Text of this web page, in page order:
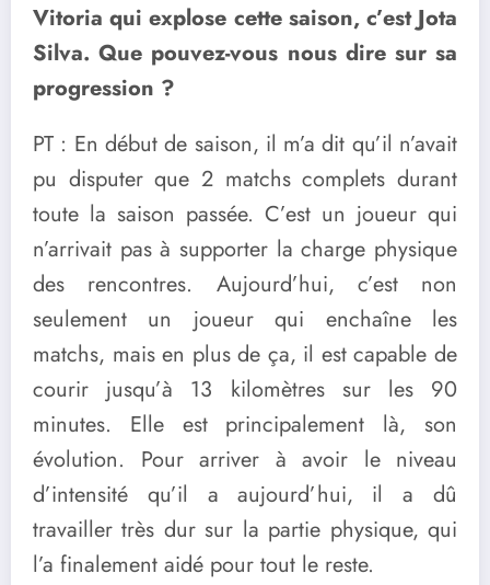
Vitoria qui explose cette saison, c’est Jota
Silva. Que pouvez-vous nous dire sur sa
progression ?
PT : En début de saison, il m’a dit qu’il n’avait
pu disputer que 2 matchs complets durant
toute la saison passée. C’est un joueur qui
n’arrivait pas à supporter la charge physique
des rencontres. Aujourd’hui, c’est non
seulement un joueur qui enchaîne les
matchs, mais en plus de ça, il est capable de
courir jusqu’à 13 kilomètres sur les 90
minutes. Elle est principalement là, son
évolution. Pour arriver à avoir le niveau
d’intensité qu’il a aujourd’hui, il a dû
travailler très dur sur la partie physique, qui
l’a finalement aidé pour tout le reste.